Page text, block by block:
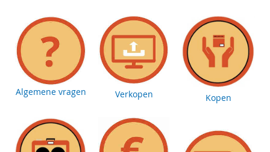
Algemene vragen Verkopen Kopen